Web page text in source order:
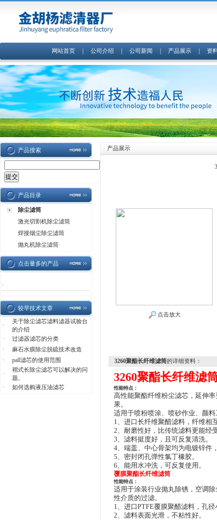
网站首页 公司介绍 公司新闻 产品展示 资
产品搜索
产品目录
除尘滤筒
激光切割机除尘滤筒
焊接烟尘除尘滤筒
抛丸机除尘滤筒
点击量多的产品
·
较早技术文章
·
关于除尘滤芯滤料滤器试验台
的介绍
·
过滤器滤芯的分类
·
麻石水膜除尘脱硫技术改造
·
pall滤芯的使用范围
·
褶式长除尘滤芯可以解决的问
题。
·
如何选购液压油滤芯
产品展示
点击放大
3260聚酯长纤维滤筒的详细资料：
3260聚酯长纤维滤
性能特点：
高性能聚酯纤维粉尘滤芯，延伸率
果。
适用于喷粉喷涂、喷砂作业、颜
1、进口长纤维聚醋滤料，纤维相
2、耐磨性好，比传统滤料更能经
3、滤料挺度好，且可反复清洗。
4、端盖、中心骨架均为电镀锌件
5、密封闭孔弹性氯丁橡胶。
6、 能用水冲洗，可反复使用。
覆膜聚酯长纤维滤筒
性能特点：
适用于涂装行业抛丸除锈，空调
性介质的过滤。
1、进口PTFE覆膜聚醋滤料，孔
2、滤料表面光滑，不粘性好。